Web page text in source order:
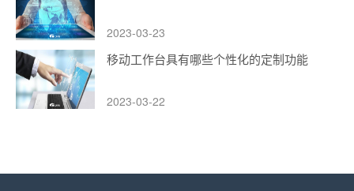
2023-03-23
移动工作台具有哪些个性化的定制功能
2023-03-22